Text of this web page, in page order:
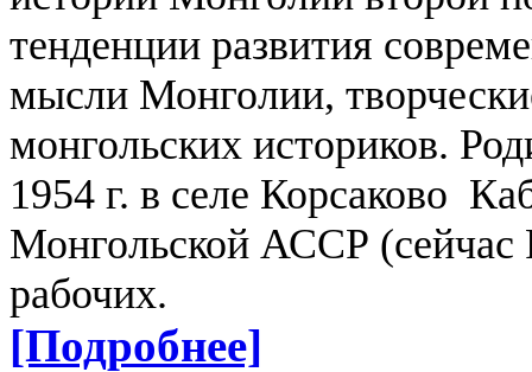
тенденции развития
мысли Монголии,
монгольских историков.
1954 г. в селе Корсаково
Монгольской АССР (сейчас
рабочих.
[Подробнее]